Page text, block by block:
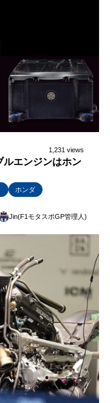
1,231 views
ルエンジンはホン
ホンダ
Jin(F1モタスポGP管理人)